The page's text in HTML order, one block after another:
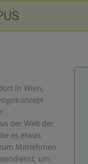
in Wien,
der Welt der
es etwas
Mitnehmen.
um